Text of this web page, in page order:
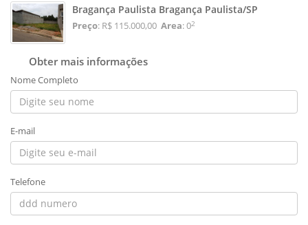
Bragança Paulista Bragança Paulista/SP
Preço: R$ 115.000,00 Area: 02
Obter mais informações
Nome Completo
E-mail
Telefone